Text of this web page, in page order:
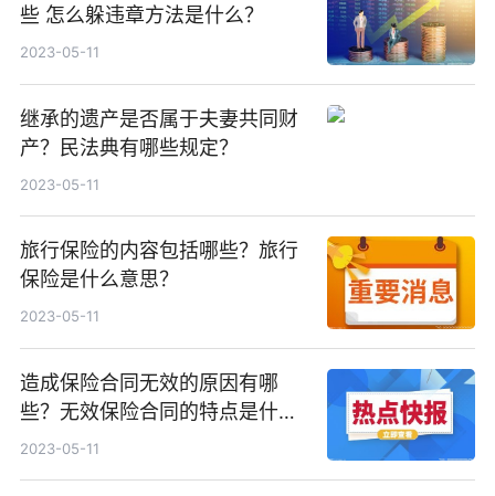
些 怎么躲违章方法是什么？
2023-05-11
继承的遗产是否属于夫妻共同财
产？民法典有哪些规定？
2023-05-11
旅行保险的内容包括哪些？旅行
保险是什么意思？
2023-05-11
造成保险合同无效的原因有哪
些？无效保险合同的特点是什
么？
2023-05-11